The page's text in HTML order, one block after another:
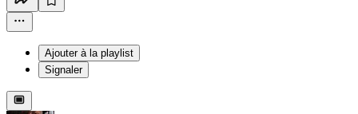
Ajouter à la playlist
Signaler